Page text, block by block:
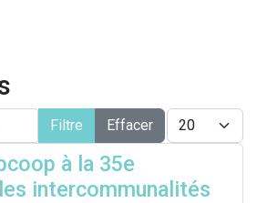
Filtre Effacer Afficher #
à la 35e
intercommunalités